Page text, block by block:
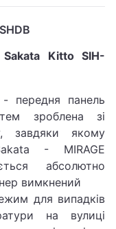
Sakata Kitto SIH-
передня панель
зроблена зі
завдяки якому
- MIRAGE
абсолютно
вимкнений
для випадків
на вулиці